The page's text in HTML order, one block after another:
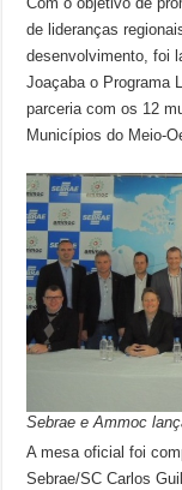
de lideranças
desenvolvimento, foi
Joaçaba o Programa
parceria com os 12
Municípios do Meio-
Sebrae e Ammoc
A mesa oficial foi
Sebrae/SC Carlos